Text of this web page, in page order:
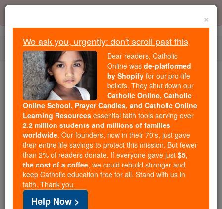
Skip
content
We ask you, urgently: don't scroll past this
Dear readers, Catholic Online
wasde-platformed by Shopify
for our pro-life beliefs. They
shut down ourCatholic
Online, Catholic Online School, Prayer Candles, and
Catholic Online Learning Resourcesessential faith
tools serving over2.2 million students and millions of
families worldwide. Our founders, now in their 70's,
just gave their entire life savings to protect this mission.
×
We ask you, urgently: don't scroll past this
Dear readers, Catholic
Online was de-platformed
by Shopify for our pro-life
beliefs. They shut down our
Catholic Online, Catholic
Online School, Prayer Candles, and Catholic Online
Learning Resources essential faith tools serving over
2.2 million students and millions of families
worldwide. Our founders, now in their 70's, just gave
their entire life savings to protect this mission. But fewer
than 2% of readers donate. If everyone gave just $5,
the cost of a coffee, we could rebuild stronger and
keep Catholic education free for all. Stand with us in
faith. Thank you.
Help Now >